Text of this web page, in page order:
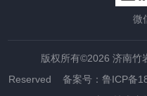
微
版权所有©2026 济南竹
Reserved 备案号：鲁ICP备